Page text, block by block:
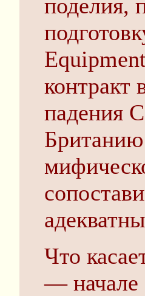
поделия,
контракт
падения
Британию
Что
— начале